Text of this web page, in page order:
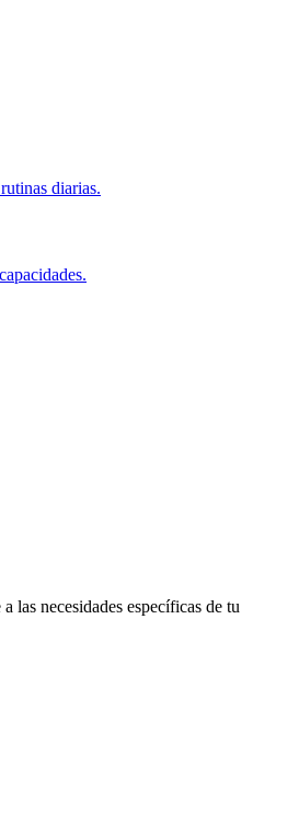
diarias.
las necesidades específicas de tu